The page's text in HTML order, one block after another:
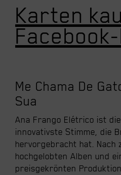
Karten
Me Chama De
Sua
Ana Frango Elétrico ist
innovativste Stimme, die
hervorgebracht hat. Nach
hochgelobten Alben und
preisgekrönten